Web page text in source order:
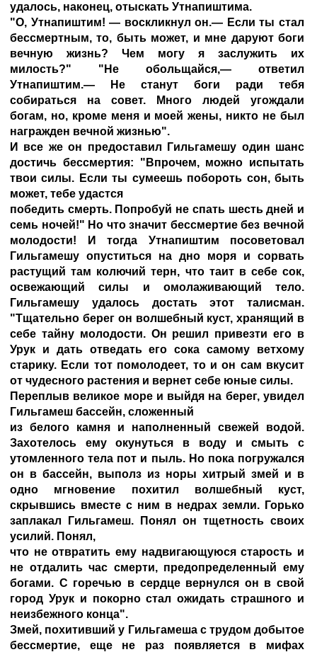
удалось, наконец, отыскать Утнапиштима.
"О, Утнапиштим! — воскликнул он.— Если ты стал
бессмертным, то, быть может, и мне даруют боги
вечную жизнь? Чем могу я заслужить их
милость?" "Не обольщайся,— ответил
Утнапиштим.— Не станут боги ради тебя
собираться на совет. Много людей угождали
богам, но, кроме меня и моей жены, никто не был
награжден вечной жизнью".
И все же он предоставил Гильгамешу один шанс
достичь бессмертия: "Впрочем, можно испытать
твои силы. Если ты сумеешь побороть сон, быть
может, тебе удастся
победить смерть. Попробуй не спать шесть дней и
семь ночей!" Но что значит бессмертие без вечной
молодости! И тогда Утнапиштим посоветовал
Гильгамешу опуститься на дно моря и сорвать
растущий там колючий терн, что таит в себе сок,
освежающий силы и омолаживающий тело.
Гильгамешу удалось достать этот талисман.
"Тщательно берег он волшебный куст, хранящий в
себе тайну молодости. Он решил привезти его в
Урук и дать отведать его сока самому ветхому
старику. Если тот помолодеет, то и он сам вкусит
от чудесного растения и вернет себе юные силы.
Переплыв великое море и выйдя на берег, увидел
Гильгамеш бассейн, сложенный
из белого камня и наполненный свежей водой.
Захотелось ему окунуться в воду и смыть с
утомленного тела пот и пыль. Но пока погружался
он в бассейн, выполз из норы хитрый змей и в
одно мгновение похитил волшебный куст,
скрывшись вместе с ним в недрах земли. Горько
заплакал Гильгамеш. Понял он тщетность своих
усилий. Понял,
что не отвратить ему надвигающуюся старость и
не отдалить час смерти, предопределенный ему
богами. С горечью в сердце вернулся он в свой
город Урук и покорно стал ожидать страшного и
неизбежного конца".
Змей, похитивший у Гильгамеша с трудом добытое
бессмертие, еще не раз появляется в мифах